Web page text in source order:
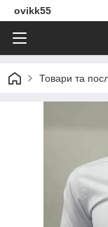
ovikk55
Товари та